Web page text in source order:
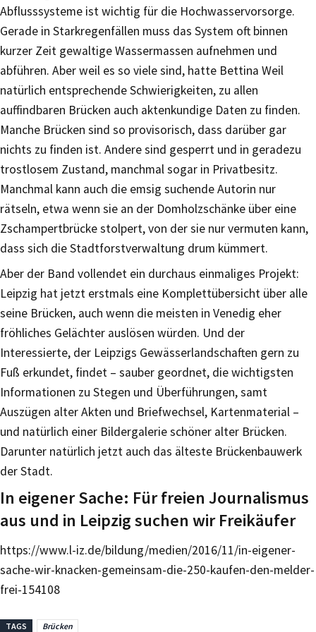
Abflusssysteme ist wichtig für die Hochwasservorsorge.
Gerade in Starkregenfällen muss das System oft binnen
kurzer Zeit gewaltige Wassermassen aufnehmen und
abführen. Aber weil es so viele sind, hatte Bettina Weil
natürlich entsprechende Schwierigkeiten, zu allen
auffindbaren Brücken auch aktenkundige Daten zu finden.
Manche Brücken sind so provisorisch, dass darüber gar
nichts zu finden ist. Andere sind gesperrt und in geradezu
trostlosem Zustand, manchmal sogar in Privatbesitz.
Manchmal kann auch die emsig suchende Autorin nur
rätseln, etwa wenn sie an der Domholzschänke über eine
Zschampertbrücke stolpert, von der sie nur vermuten kann,
dass sich die Stadtforstverwaltung drum kümmert.
Aber der Band vollendet ein durchaus einmaliges Projekt:
Leipzig hat jetzt erstmals eine Komplettübersicht über alle
seine Brücken, auch wenn die meisten in Venedig eher
fröhliches Gelächter auslösen würden. Und der
Interessierte, der Leipzigs Gewässerlandschaften gern zu
Fuß erkundet, findet – sauber geordnet, die wichtigsten
Informationen zu Stegen und Überführungen, samt
Auszügen alter Akten und Briefwechsel, Kartenmaterial –
und natürlich einer Bildergalerie schöner alter Brücken.
Darunter natürlich jetzt auch das älteste Brückenbauwerk
der Stadt.
In eigener Sache: Für freien Journalismus
aus und in Leipzig suchen wir Freikäufer
https://www.l-iz.de/bildung/medien/2016/11/in-eigener-
sache-wir-knacken-gemeinsam-die-250-kaufen-den-melder-
frei-154108
TAGS Brücken